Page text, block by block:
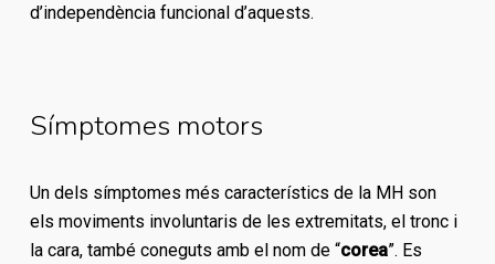
d’independència funcional d’aquests.
Símptomes motors
Un dels símptomes més característics de la MH son
els moviments involuntaris de les extremitats, el tronc i
la cara, també coneguts amb el nom de “corea”. Es